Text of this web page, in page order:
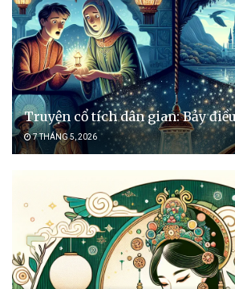
Truyện cổ tích dân gian: Bảy
7 THÁNG 5, 2026